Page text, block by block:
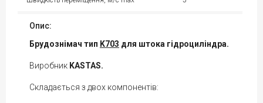
Опис:
Брудознімач тип K703 для штока гідроциліндра.
Виробник KASTAS.
Складається з двох компонентів: